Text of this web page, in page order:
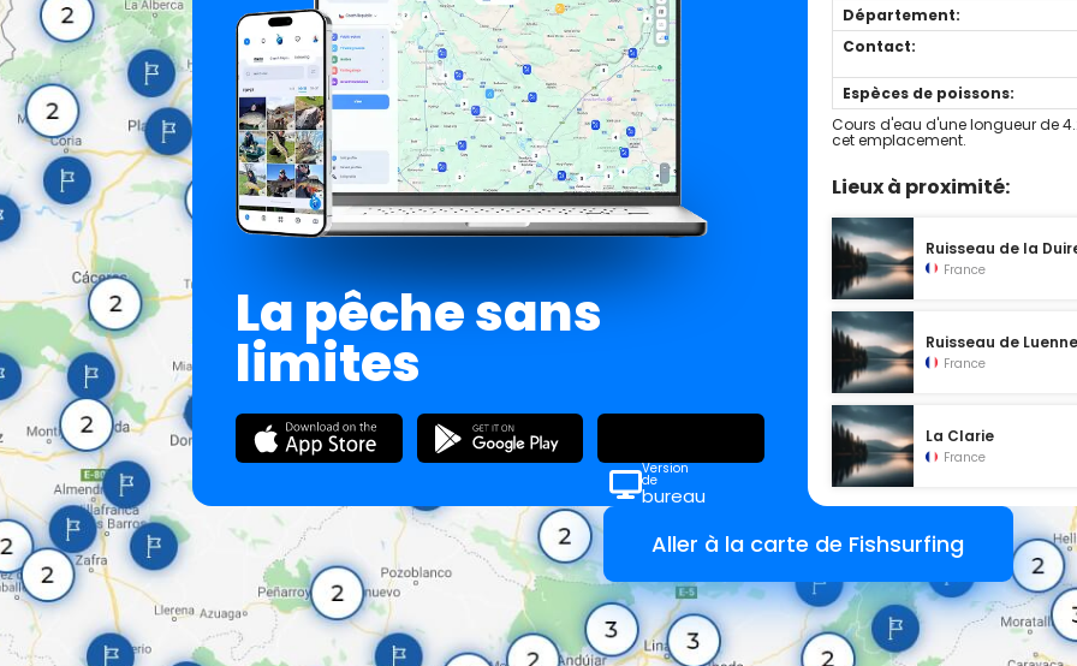
La pêche sans
limites
Version
de
bureau
Département:
Contact:
Espèces de poissons:
Cours d'eau d'une longueur de
cet emplacement.
Lieux à proximité:
Ruisseau de la
France
Ruisseau de
France
La Clarie
France
Aller à la carte de Fishsurfing